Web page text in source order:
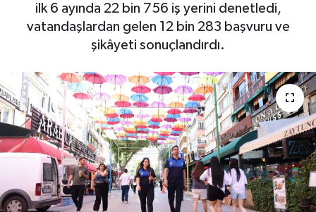
ilk 6 ayında 22 bin 756 iş yerini denetledi,
vatandaşlardan gelen 12 bin 283 başvuru ve
şikâyeti sonuçlandırdı.